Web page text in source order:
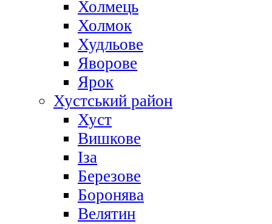
Холмець
Холмок
Худльове
Яворове
Ярок
Хустський район
Хуст
Вишкове
Іза
Березове
Боронява
Велятин